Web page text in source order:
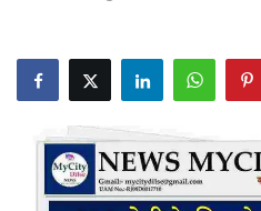
ऑटोमोबाइल
मनोरंजन
पॉलिटिक्स